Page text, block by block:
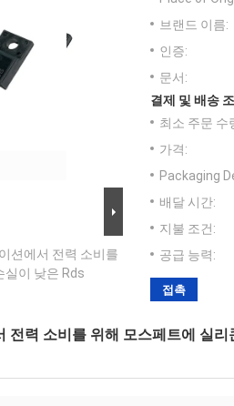
션에서 전력 소비를
실이 낮은 Rds
브랜드 이름:
인증:
문서:
결제 및 배송
최소 주문 수
가격:
Packaging
배달 시간:
지불 조건:
공급 능력:
접촉
전력 소비를 위해 모스페트에 실리